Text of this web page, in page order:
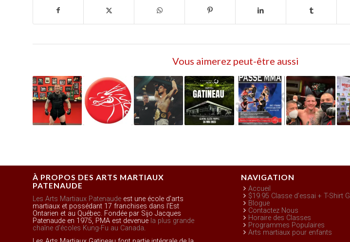
Vous aimerez peut-être aussi
À PROPOS DES ARTS MARTIAUX
PATENAUDE
Les Arts Martiaux Patenaude est une école d'arts
martiaux et possédant 17 franchises dans l'Est
Ontarien et au Québec. Fondée par Sijo Jacques
Patenaude en 1975, PMA est devenue la plus grande
chaîne d'écoles Kung-Fu au Canada.
NAVIGATION
Accueil
$19.95 Classe d’essai + T-Shirt
Blogue
Contactez Nous
Horaire des Classes
Programmes Populaires
Arts martiaux pour enfants